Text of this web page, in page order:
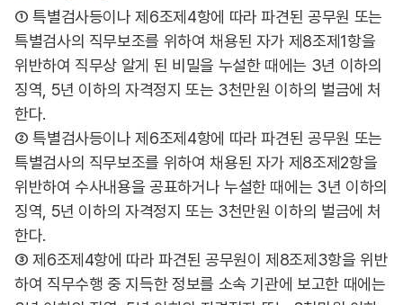
① 특별검사등이나 제6조제4항에 따라 파견된 공무원 또는
특별검사의 직무보조를 위하여 채용된 자가 제8조제1항을
위반하여 직무상 알게 된 비밀을 누설한 때에는 3년 이하의
징역, 5년 이하의 자격정지 또는 3천만원 이하의 벌금에 처
한다.
② 특별검사등이나 제6조제4항에 따라 파견된 공무원 또는
특별검사의 직무보조를 위하여 채용된 자가 제8조제2항을
위반하여 수사내용을 공표하거나 누설한 때에는 3년 이하의
징역, 5년 이하의 자격정지 또는 3천만원 이하의 벌금에 처
한다.
③ 제6조제4항에 따라 파견된 공무원이 제8조제3항을 위반
하여 직무수행 중 지득한 정보를 소속 기관에 보고한 때에는